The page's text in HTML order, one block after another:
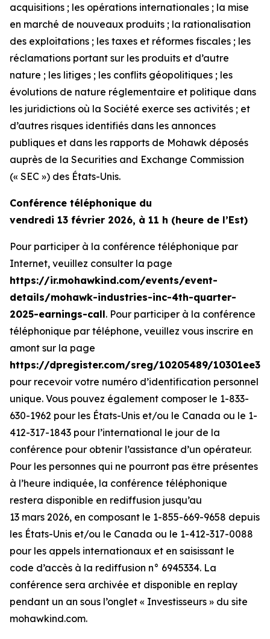
acquisitions ; les opérations internationales ; la mise
en marché de nouveaux produits ; la rationalisation
des exploitations ; les taxes et réformes fiscales ; les
réclamations portant sur les produits et d’autre
nature ; les litiges ; les conflits géopolitiques ; les
évolutions de nature réglementaire et politique dans
les juridictions où la Société exerce ses activités ; et
d’autres risques identifiés dans les annonces
publiques et dans les rapports de Mohawk déposés
auprès de la Securities and Exchange Commission
(« SEC ») des États-Unis.
Conférence téléphonique du
vendredi 13 février 2026, à 11 h (heure de l’Est)
Pour participer à la conférence téléphonique par
Internet, veuillez consulter la page
https://ir.mohawkind.com/events/event-
details/mohawk-industries-inc-4th-quarter-
2025-earnings-call. Pour participer à la conférence
téléphonique par téléphone, veuillez vous inscrire en
amont sur la page
https://dpregister.com/sreg/10205489/
pour recevoir votre numéro d’identification personnel
unique. Vous pouvez également composer le 1-833-
630-1962 pour les États-Unis et/ou le Canada ou le 1-
412-317-1843 pour l’international le jour de la
conférence pour obtenir l’assistance d’un opérateur.
Pour les personnes qui ne pourront pas être présentes
à l’heure indiquée, la conférence téléphonique
restera disponible en rediffusion jusqu’au
13 mars 2026, en composant le 1-855-669-9658 depuis
les États-Unis et/ou le Canada ou le 1-412-317-0088
pour les appels internationaux et en saisissant le
code d’accès à la rediffusion n° 6945334. La
conférence sera archivée et disponible en replay
pendant un an sous l’onglet « Investisseurs » du site
mohawkind.com.